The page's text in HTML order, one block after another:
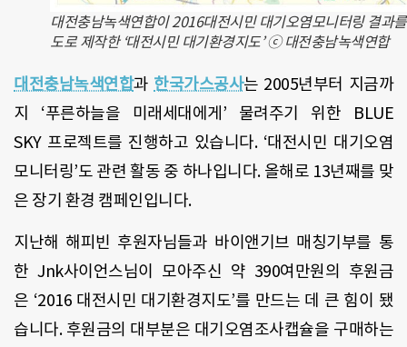
대전충남녹색연합이 2016대전시민 대기오염모니터링 결과
도로 제작한 ‘대전시민 대기환경지도’ ⓒ 대전충남녹색연합
대전충남녹색연합과 한국가스공사는 2005년부터 지금까
지 ‘푸른하늘을 미래세대에게 ’ 물려주기 위한 BLUE
SKY 프로젝트를 진행하고 있습니다. ‘대전시민 대기오염
모니터링’도 관련 활동 중 하나입니다. 올해로 13년째를 맞
은 장기 환경 캠페인입니다.
지난해 해피빈 후원자님들과 바이앤기브 매칭기부를 통
한 Jnk사이언스님이 모아주신 약 390여만원의 후원금
은 ‘2016 대전시민 대기환경지도’를 만드는 데 큰 힘이 됐
습니다. 후원금의 대부분은 대기오염조사캡슐을 구매하는